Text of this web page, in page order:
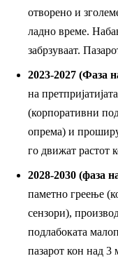
отворено и
ладно време.
забрзуваат.
2023-2027 (Фаза
на
(корпоративни
опрема) и
го движат растот
2028-2030 (фаза
паметно греење
сензори),
подлабоката
пазарот кон над 3